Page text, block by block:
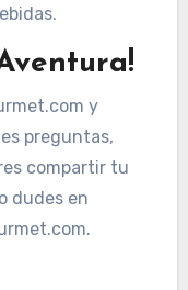
y
preguntas,
compartir tu
dudes en
.